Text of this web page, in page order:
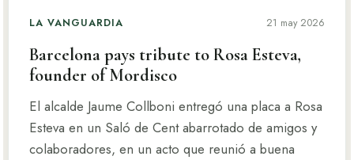
LA VANGUARDIA 21 may 2026
Barcelona pays tribute to Rosa Esteva,
founder of Mordisco
El alcalde Jaume Collboni entregó una placa a Rosa
Esteva en un Saló de Cent abarrotado de amigos y
colaboradores, en un acto que reunió a buena